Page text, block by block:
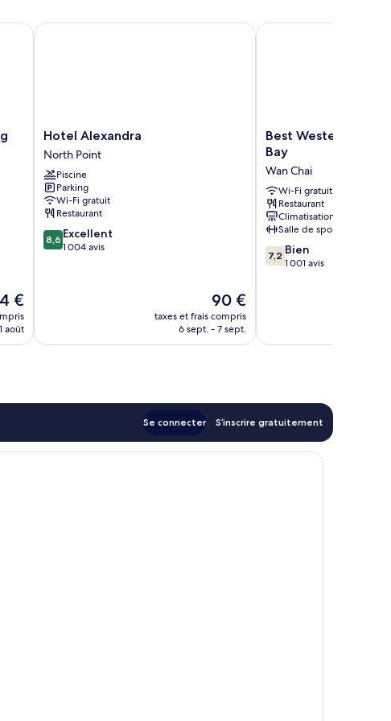
Chambre
€
août
Hotel
Alexandra
North
Point
Hotel Alexandra
North Point
Piscine
Parking
Wi-Fi gratuit
Restaurant
8.6
sur
8,6 Excellent
1 004 avis
Le
nouveau
prix
90 €
taxes et frais compris
6 sept. - 7 sept.
Hotel Alexandra
Best
Western
Hotel
Causeway
Bay
Wan
Chai
Best Western Hotel
Bay
Wan Chai
Wi-Fi gratuit
Restaurant
Climatisation
Salle de sport
7.2
sur
7,2 Bien
1 001 avis
Best Western Hotel
Se connecter S’inscrire gratuitement